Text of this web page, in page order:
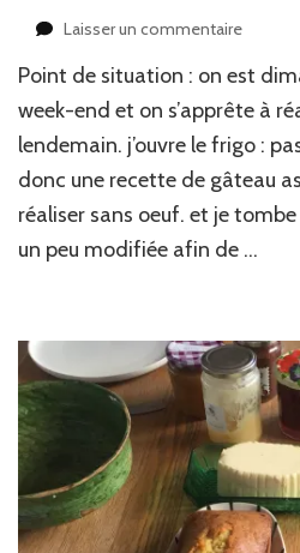
Laisser un commentairesur
sans
œuf
beurre
Point de situation : on est
week-end et on s’apprête à
lendemain. j’ouvre le frigo :
donc une recette de gâteau
réaliser sans oeuf. et je tombe
un peu modifiée afin de …